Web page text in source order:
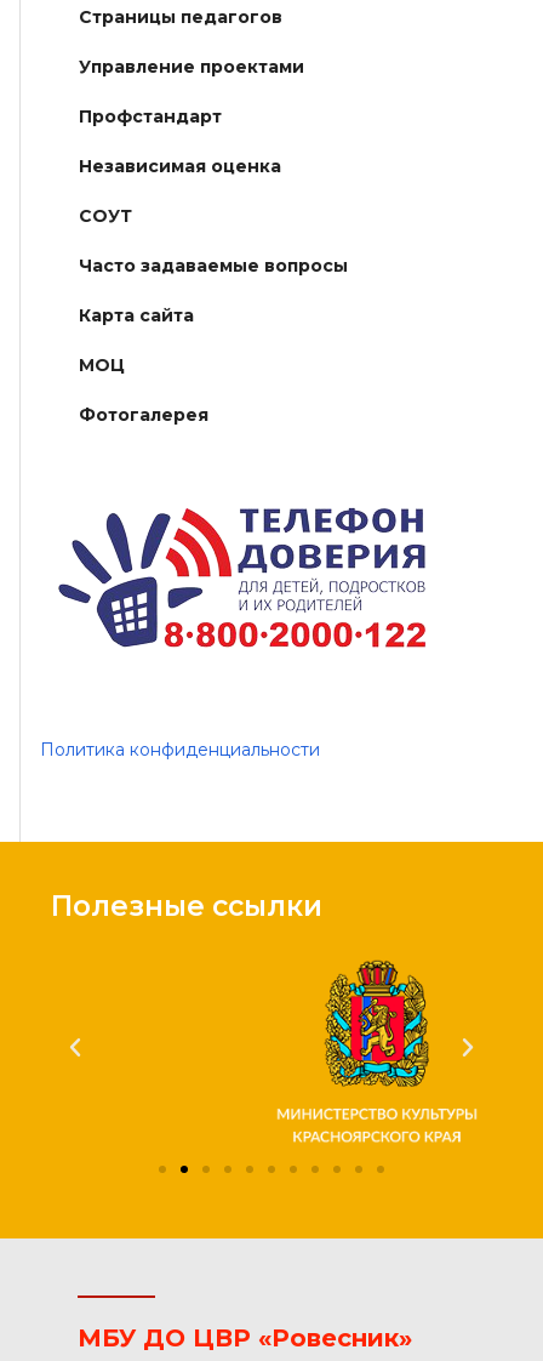
Страницы педагогов
Управление проектами
Профстандарт
Независимая оценка
СОУТ
Часто задаваемые вопросы
Карта сайта
МОЦ
Фотогалерея
Политика конфиденциальности
Полезные ссылки
МБУ ДО ЦВР «Ровесник»